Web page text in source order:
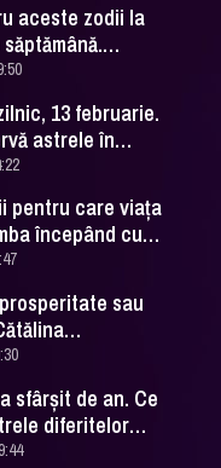
aceste zodii la
Simulescu
13 februarie.
astrele în
de la
pentru care viața
începând cu
spune
Simulescu
sau
economist și
câteva
sfârșit de an. Ce
diferitelor
în această zi